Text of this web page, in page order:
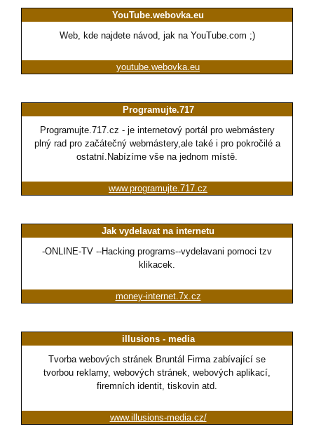
YouTube.webovka.eu
Web, kde najdete návod, jak na YouTube.com ;)
youtube.webovka.eu
Programujte.717
Programujte.717.cz - je internetový portál pro webmástery
plný rad pro začátečný webmástery,ale také i pro pokročilé a
ostatní.Nabízíme vše na jednom místě.
www.programujte.717.cz
Jak vydelavat na internetu
-ONLINE-TV --Hacking programs--vydelavani pomoci tzv
klikacek.
money-internet.7x.cz
illusions - media
Tvorba webových stránek Bruntál Firma zabívající se
tvorbou reklamy, webových stránek, webových aplikací,
firemních identit, tiskovin atd.
www.illusions-media.cz/